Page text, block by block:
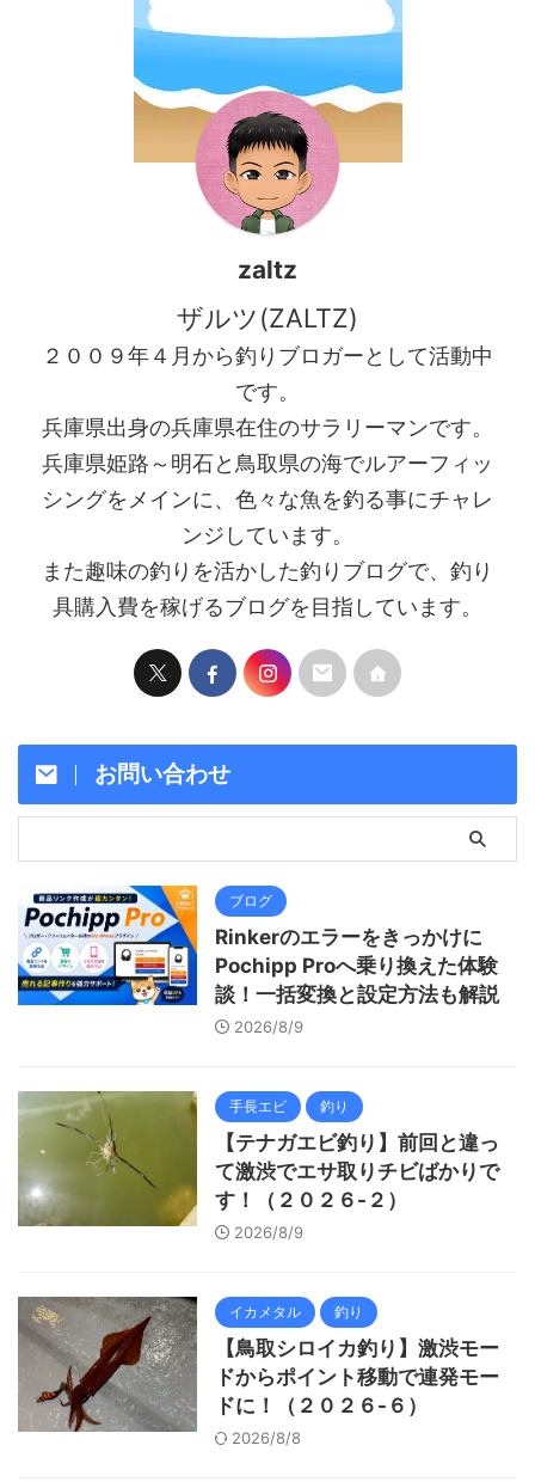
zaltz
ザルツ(ZALTZ)
２００９年４月から釣りブロガーとして活動中
です。
兵庫県出身の兵庫県在住のサラリーマンです。
兵庫県姫路～明石と鳥取県の海でルアーフィッ
シングをメインに、色々な魚を釣る事にチャレ
ンジしています。
また趣味の釣りを活かした釣りブログで、釣り
具購入費を稼げるブログを目指しています。
お問い合わせ
ブログ
Rinkerのエラーをきっかけに
Pochipp Proへ乗り換えた体験
談！一括変換と設定方法も解説
2026/8/9
手長エビ 釣り
【テナガエビ釣り】前回と違っ
て激渋でエサ取りチビばかりで
す！（２０２６-２）
2026/8/9
イカメタル 釣り
【鳥取シロイカ釣り】激渋モー
ドからポイント移動で連発モー
ドに！（２０２６-６）
2026/8/8